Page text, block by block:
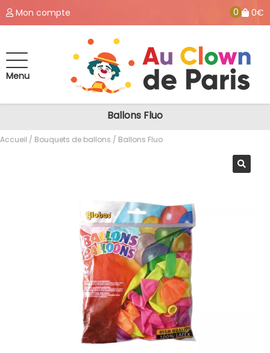
Mon compte 0 0€
Menu
Ballons Fluo
Accueil / Bouquets de ballons / Ballons Fluo